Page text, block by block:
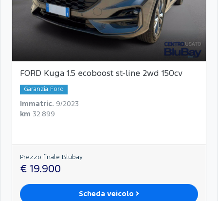
FORD Kuga 1.5 ecoboost st-line 2wd 150cv
Garanzia Ford
Immatric. 9/2023
km 32.899
Prezzo finale Blubay
€ 19.900
Scheda veicolo